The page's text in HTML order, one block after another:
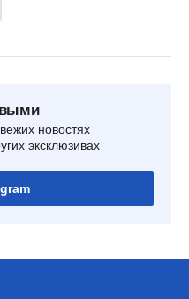
новостях
эксклюзивах